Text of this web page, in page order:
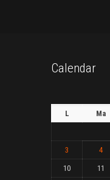
Calendar
L Ma
3
4
10
11